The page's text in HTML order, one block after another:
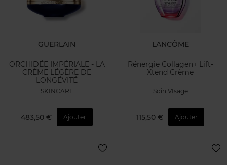
GUERLAIN
ORCHIDÉE IMPÉRIALE - LA
CRÈME LÉGÈRE DE
LONGÉVITÉ
SKINCARE
483,50 € Ajouter
LANCÔME
Rénergie Collagen+ Lift-
Xtend Crème
Soin VIsage
115,50 € Ajouter